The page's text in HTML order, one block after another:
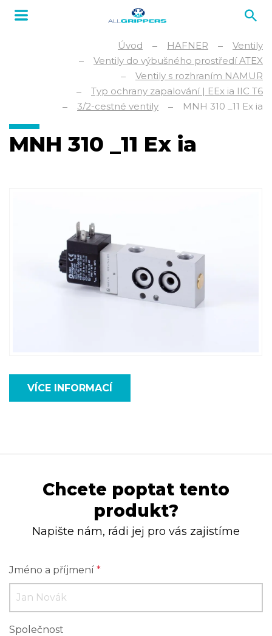
Úvod HAFNER
Ventily
Ventily do výbušného prostředí ATEX
Ventily s rozhraním NAMUR
Typ ochrany zapalování | EEx ia IIC T6
3/2-cestné ventily
MNH 310 _11 Ex ia
MNH 310 _11 Ex ia
VÍCE INFORMACÍ
Chcete poptat tento
produkt?
Napište nám, rádi jej pro vás zajistíme
Jméno a příjmení *
Společnost